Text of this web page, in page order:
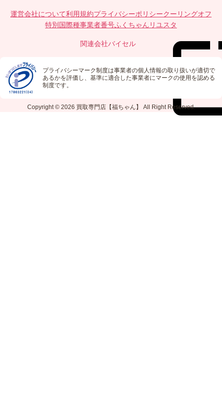
運営会社について利用規約プライバシーポリシークーリングオフ
特別国際種事業者番号ふくちゃんリユスタ
関連会社バイセル
プライバシーマーク制度は事業者の個人情報の取り扱いが適切で
あるかを評価し、基準に適合した事業者にマークの使用を認める
制度です。
Copyright © 2026 買取専門店【福ちゃん】 All Right Reserved.